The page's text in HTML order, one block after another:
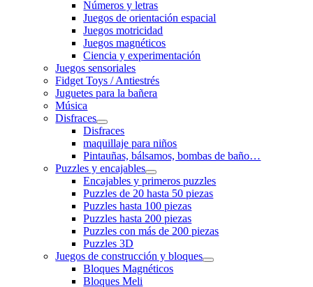
Números y letras
Juegos de orientación espacial
Juegos motricidad
Juegos magnéticos
Ciencia y experimentación
Juegos sensoriales
Fidget Toys / Antiestrés
Juguetes para la bañera
Música
Disfraces
Disfraces
maquillaje para niños
Pintauñas, bálsamos, bombas de baño…
Puzzles y encajables
Encajables y primeros puzzles
Puzzles de 20 hasta 50 piezas
Puzzles hasta 100 piezas
Puzzles hasta 200 piezas
Puzzles con más de 200 piezas
Puzzles 3D
Juegos de construcción y bloques
Bloques Magnéticos
Bloques Meli